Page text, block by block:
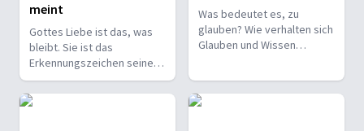
meint
Gottes Liebe ist das, was
bleibt. Sie ist das
Erkennungszeichen seiner
Kinder und trägt, wenn alles
andere vergeht.
Was bedeutet es, zu
glauben? Wie verhalten sich
Glauben und Wissen
Entscheidung?